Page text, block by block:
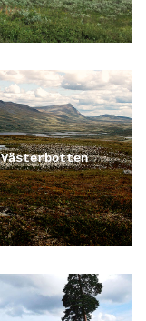
Västerbotten